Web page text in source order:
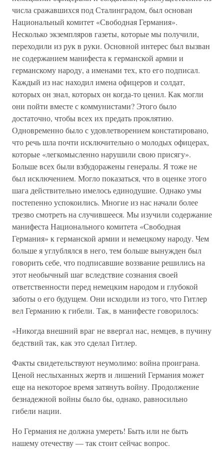
числа сражавшихся под Сталинградом, был основан
Национальный комитет «Свободная Германия».
Несколько экземпляров газеты, которые мы получили,
переходили из рук в руки. Основной интерес был вызван
не содержанием манифеста к германской армии и
германскому народу, а именами тех, кто его подписал.
Каждый из нас находил имена офицеров и солдат,
которых он знал, которых он когда-то ценил. Как могли
они пойти вместе с коммунистами? Этого было
достаточно, чтобы всех их предать проклятию.
Одновременно было с удовлетворением констатировано,
что речь шла почти исключительно о молодых офицерах,
которые «легкомысленно нарушили свою присягу».
Больше всех были взбудоражены генералы. Я тоже не
был исключением. Могло показаться, что в оценке этого
шага действительно имелось единодушие. Однако умы
постепенно успокоились. Многие из нас начали более
трезво смотреть на случившееся. Мы изучили содержание
манифеста Национального комитета «Свободная
Германия» к германской армии и немецкому народу. Чем
больше я углублялся в него, тем больше вынужден был
говорить себе, что подписавшие воззвание решились на
этот необычный шаг вследствие сознания своей
ответственности перед немецким народом и глубокой
заботы о его будущем. Они исходили из того, что Гитлер
вел Германию к гибели. Так, в манифесте говорилось:
«Никогда внешний враг не ввергал нас, немцев, в пучину
бедствий так, как это сделал Гитлер.
Факты свидетельствуют неумолимо: война проиграна.
Ценой неслыханных жертв и лишений Германия может
еще на некоторое время затянуть войну. Продолжение
безнадежной войны было бы, однако, равносильно
гибели нации.
Но Германия не должна умереть! Быть или не быть
нашему отечеству — так стоит сейчас вопрос.